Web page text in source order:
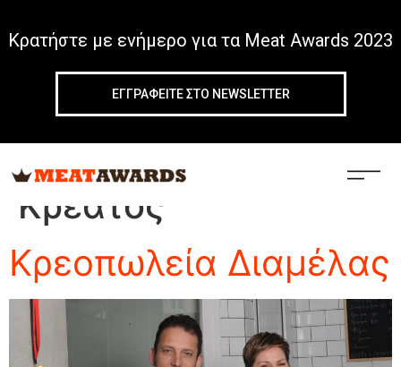
Κρατήστε με ενήμερο για τα Meat Awards 2023
ΕΓΓΡΑΦΕIΤΕ ΣΤΟ NEWSLETTER
Tag:Προϊόντα
Κρέατος
Κρεοπωλεία Διαμέλας